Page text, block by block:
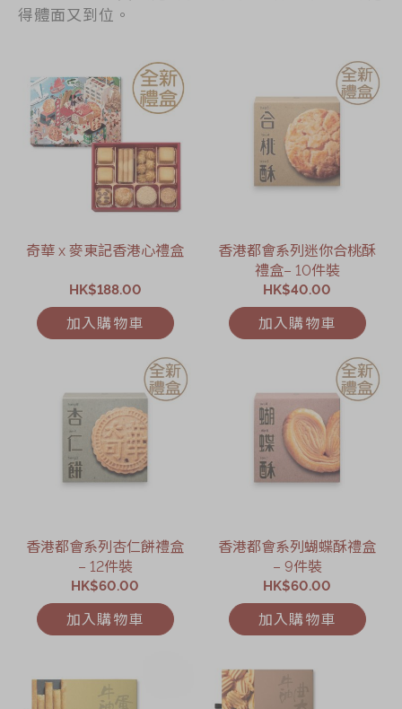
得體面又到位。
奇華 x 麥東記香港心禮盒
HK$188.00
加入購物車
香港都會系列迷你合桃酥
禮盒– 10件裝
HK$40.00
加入購物車
香港都會系列杏仁餅禮盒
– 12件裝
HK$60.00
加入購物車
香港都會系列蝴蝶酥禮盒
– 9件裝
HK$60.00
加入購物車